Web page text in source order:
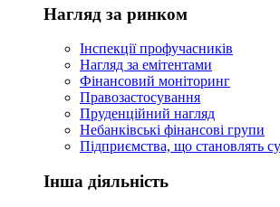
Нагляд за ринком
Інспекції профучасників
Нагляд за емітентами
Фінансовий моніторинг
Правозастосування
Пруденційний нагляд
Небанківські фінансові групи
Підприємства, що становлять
Інша діяльність